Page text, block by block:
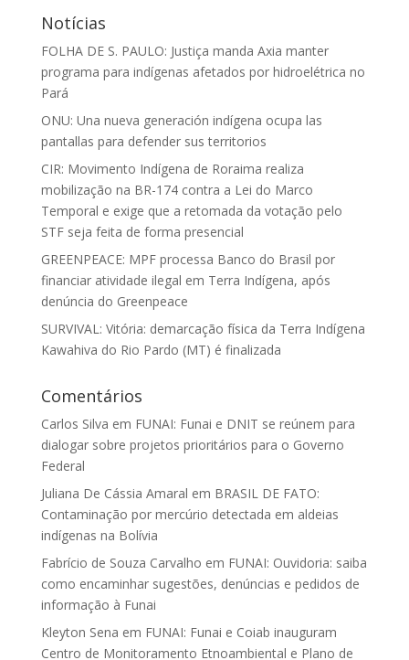
Notícias
FOLHA DE S. PAULO: Justiça manda Axia manter
programa para indígenas afetados por hidroelétrica no
Pará
ONU: Una nueva generación indígena ocupa las
pantallas para defender sus territorios
CIR: Movimento Indígena de Roraima realiza
mobilização na BR-174 contra a Lei do Marco
Temporal e exige que a retomada da votação pelo
STF seja feita de forma presencial
GREENPEACE: MPF processa Banco do Brasil por
financiar atividade ilegal em Terra Indígena, após
denúncia do Greenpeace
SURVIVAL: Vitória: demarcação física da Terra Indígena
Kawahiva do Rio Pardo (MT) é finalizada
Comentários
Carlos Silva em FUNAI: Funai e DNIT se reúnem para
dialogar sobre projetos prioritários para o Governo
Federal
Juliana De Cássia Amaral em BRASIL DE FATO:
Contaminação por mercúrio detectada em aldeias
indígenas na Bolívia
Fabrício de Souza Carvalho em FUNAI: Ouvidoria: saiba
como encaminhar sugestões, denúncias e pedidos de
informação à Funai
Kleyton Sena em FUNAI: Funai e Coiab inauguram
Centro de Monitoramento Etnoambiental e Plano de